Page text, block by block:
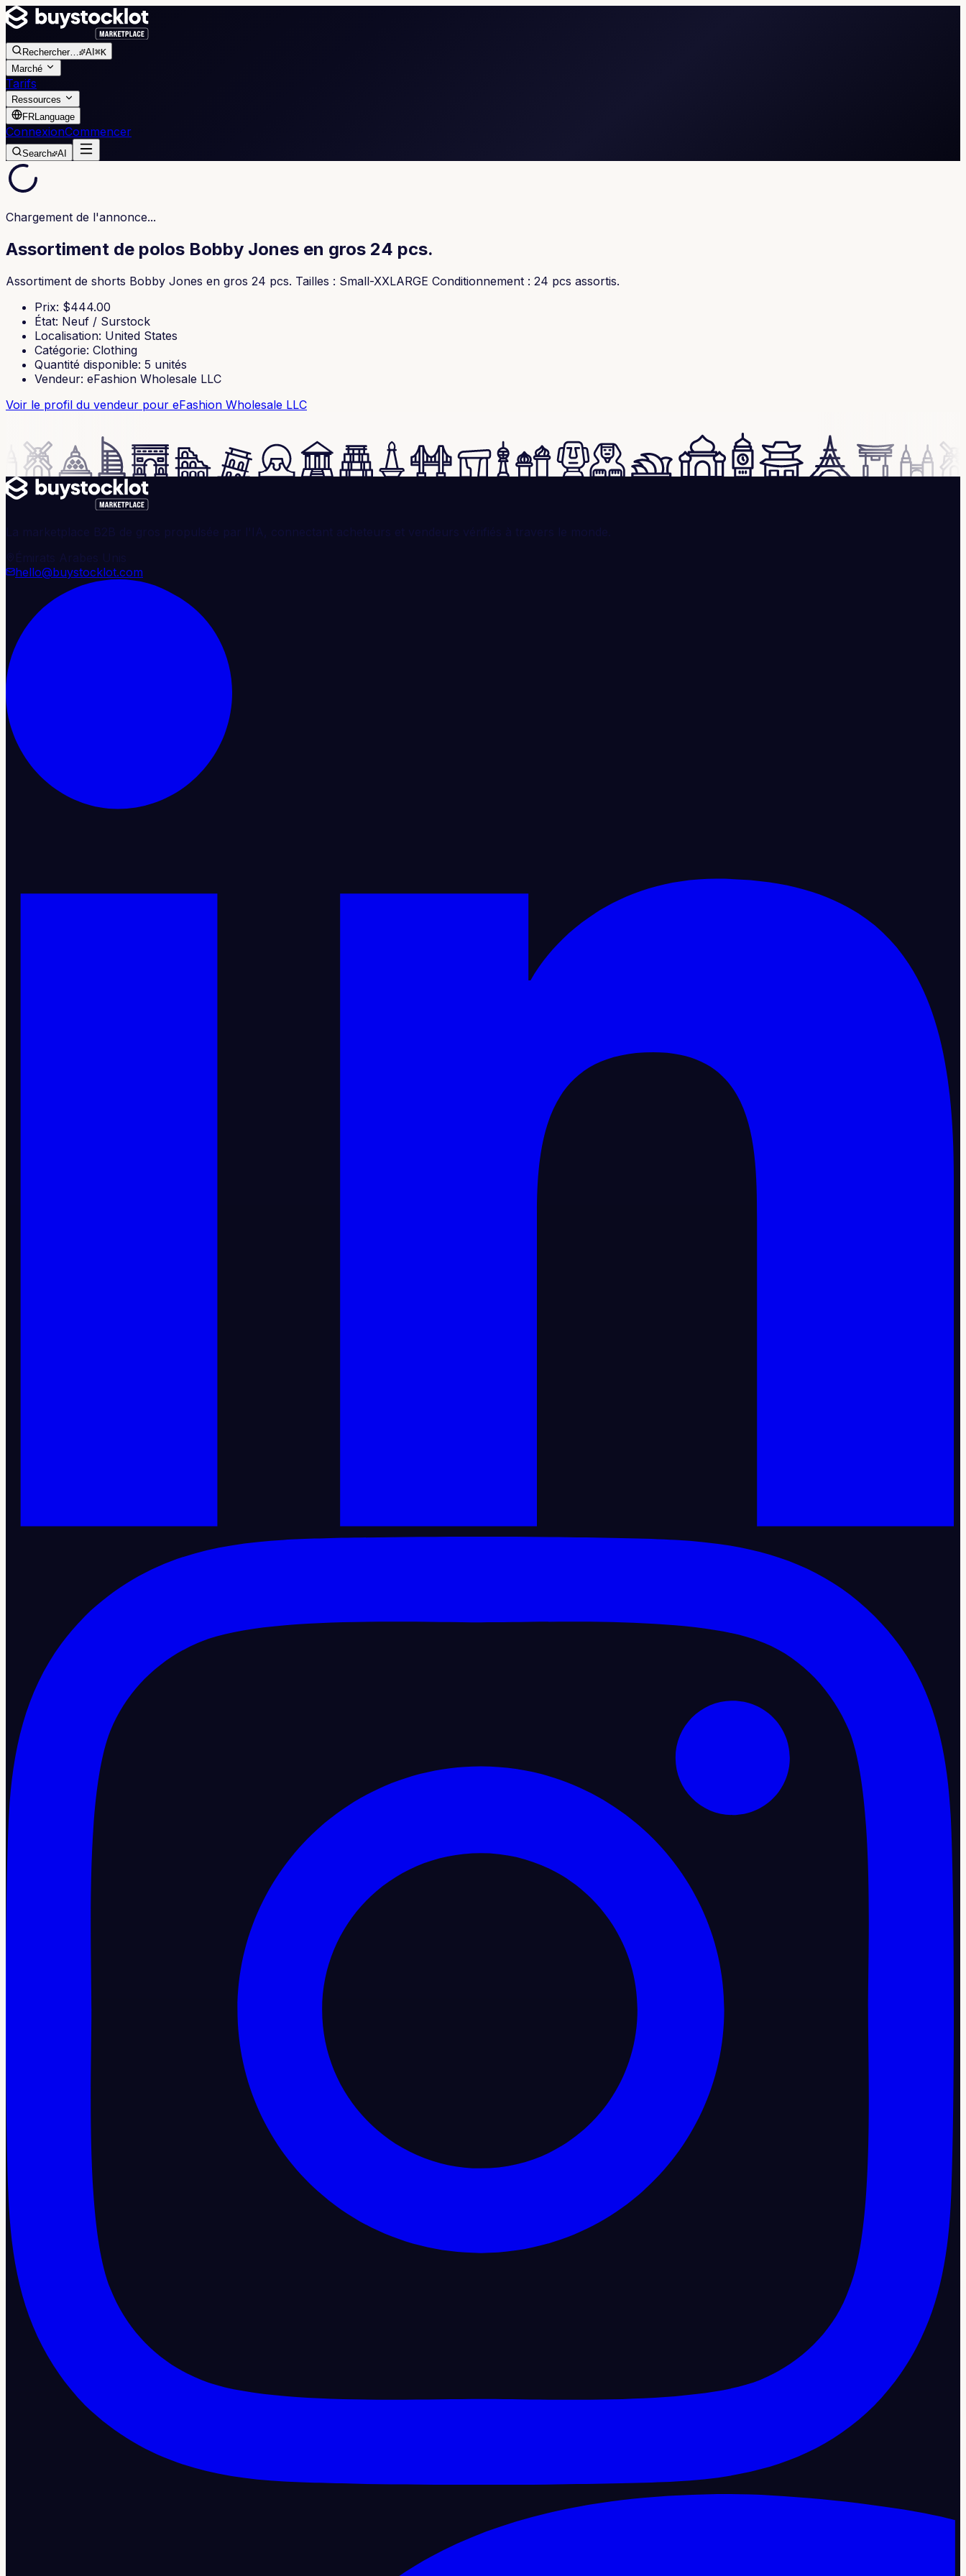
Rechercher… AI ⌘K
Marché
Tarifs
Ressources
FRLanguage
ConnexionCommencer
Search AI
Chargement de l'annonce...
Assortiment de polos Bobby Jones en gros 24 pcs.
Assortiment de shorts Bobby Jones en gros 24 pcs. Tailles : Small-XXLARGE Conditionnement : 24 pcs assortis.
Prix: $444.00
État: Neuf / Surstock
Localisation: United States
Catégorie: Clothing
Quantité disponible: 5 unités
Vendeur: eFashion Wholesale LLC
Voir le profil du vendeur pour eFashion Wholesale LLC
La marketplace B2B de gros propulsée par l'IA, connectant acheteurs et vendeurs vérifiés à travers le monde.
Émirats Arabes Unis
hello@buystocklot.com